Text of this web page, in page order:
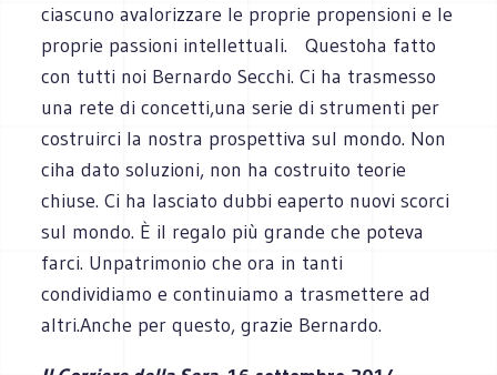
ciascuno avalorizzare le proprie propensioni e le
proprie passioni intellettuali. Questoha fatto
con tutti noi Bernardo Secchi. Ci ha trasmesso
una rete di concetti,una serie di strumenti per
costruirci la nostra prospettiva sul mondo. Non
ciha dato soluzioni, non ha costruito teorie
chiuse. Ci ha lasciato dubbi eaperto nuovi scorci
sul mondo. È il regalo più grande che poteva
farci. Unpatrimonio che ora in tanti
condividiamo e continuiamo a trasmettere ad
altri.Anche per questo, grazie Bernardo.